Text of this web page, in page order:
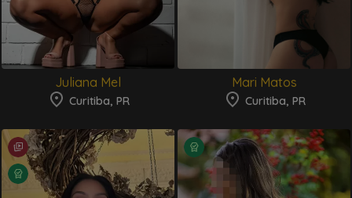
Juliana Mel
Curitiba, PR
Mari Matos
Curitiba, PR